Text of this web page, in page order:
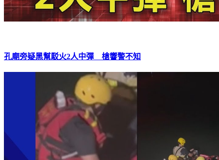
孔廟旁疑黑幫駁火2人中彈 槍響警不知